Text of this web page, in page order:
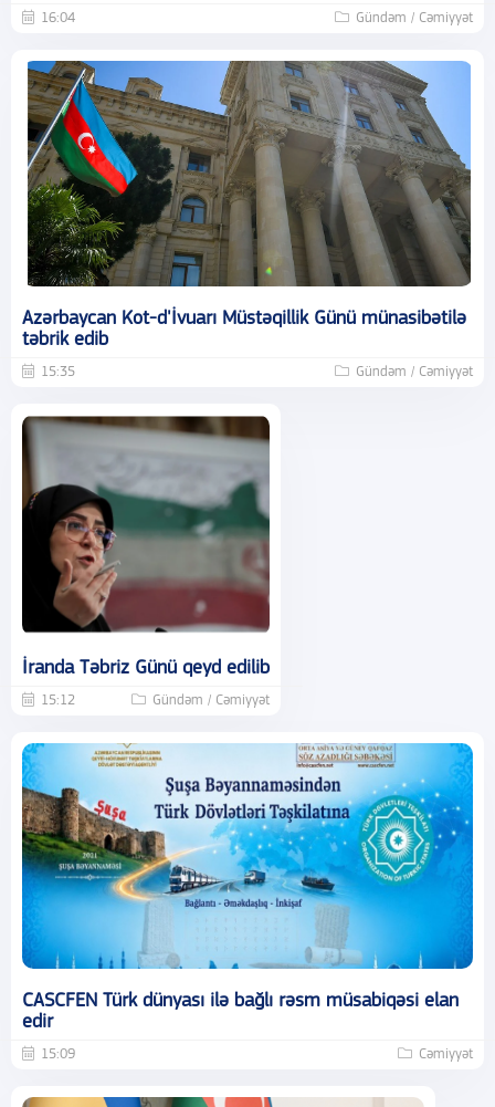
16:04 Gündəm / Cəmiyyət
Azərbaycan Kot-d'İvuarı Müstəqillik Günü münasibətilə
təbrik edib
15:35 Gündəm / Cəmiyyət
İranda Təbriz Günü qeyd edilib
15:12 Gündəm / Cəmiyyət
CASCFEN Türk dünyası ilə bağlı rəsm müsabiqəsi elan
edir
15:09 Cəmiyyət